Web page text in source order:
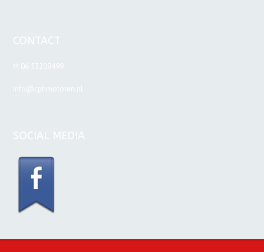
CONTACT
M 06 53209499
info@cphmotoren.nl
SOCIAL MEDIA